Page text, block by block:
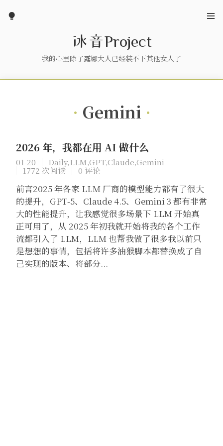
 
冰音Project
我的心里除了露娜大人已经装不下其他女人了
Gemini
2026 年，我都在用 AI 做什么
01-20 Daily,LLM,GPT,Claude,Gemini
1772 次阅读 0 评论
前言2025 年各家 LLM 厂商的模型能力都有了很大
的提升，GPT-5、Claude 4.5、Gemini 3 都有非常
大的性能提升，让我感觉很多场景下 LLM 开始真
正可用了，从 2025 年初我就开始将我的各个工作
流都引入了 LLM，LLM 也帮我做了很多我以前只
是想想的事情，包括将许多油猴脚本都替换成了自
己实现的版本、将部分...